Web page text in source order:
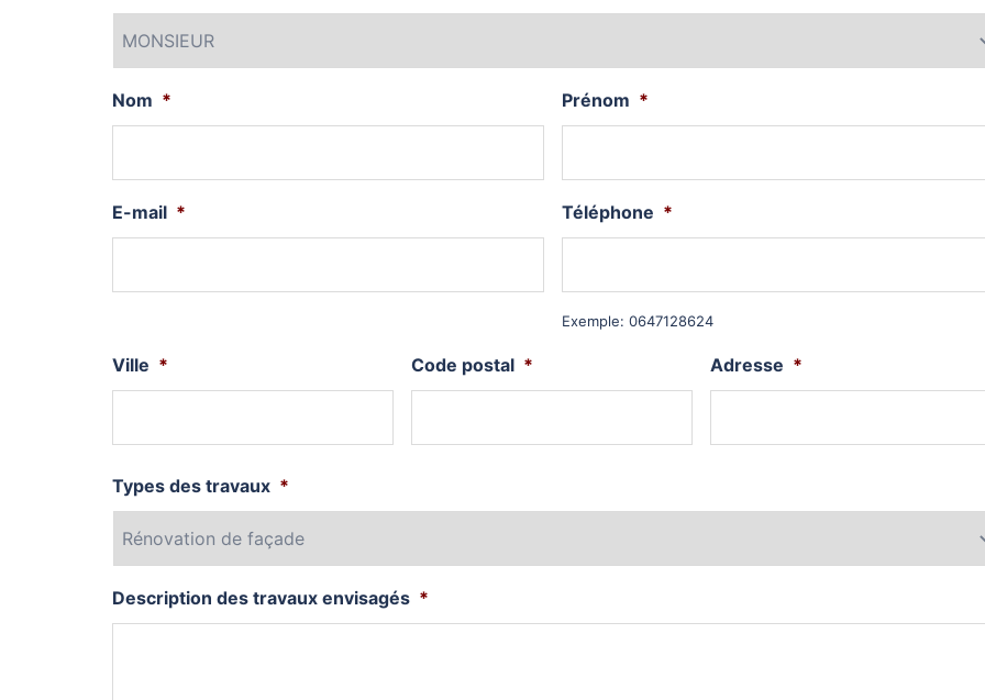
Nom * Prénom *
E-mail * Téléphone *
Exemple: 0647128624
Ville * Code postal * Adresse *
Types des travaux *
Description des travaux envisagés *